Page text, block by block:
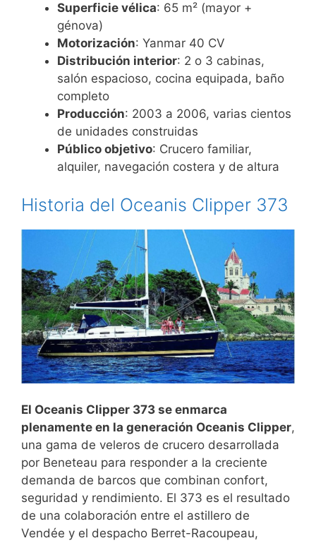
Superficie vélica: 65 m² (mayor +
génova)
Motorización: Yanmar 40 CV
Distribución interior: 2 o 3 cabinas,
salón espacioso, cocina equipada, baño
completo
Producción: 2003 a 2006, varias cientos
de unidades construidas
Público objetivo: Crucero familiar,
alquiler, navegación costera y de altura
Historia del Oceanis Clipper 373
El Oceanis Clipper 373 se enmarca
plenamente en la generación Oceanis Clipper,
una gama de veleros de crucero desarrollada
por Beneteau para responder a la creciente
demanda de barcos que combinan confort,
seguridad y rendimiento. El 373 es el resultado
de una colaboración entre el astillero de
Vendée y el despacho Berret-Racoupeau,